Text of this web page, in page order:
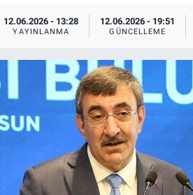
12.06.2026 - 13:28
YAYINLANMA
12.06.2026 - 19:51
GÜNCELLEME